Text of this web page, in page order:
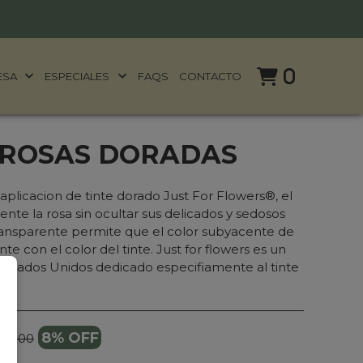
ESPECIALES FAQS CONTACTO 0
DORADAS
de tinte dorado Just For Flowers®, el
la rosa sin ocultar sus delicados y sedosos
permite que el color subyacente de
con el color del tinte. Just for flowers es un
Unidos dedicado especifiamente al tinte
8% OFF